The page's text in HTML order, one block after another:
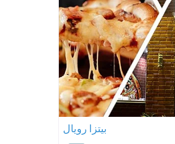
بيتزا رويال